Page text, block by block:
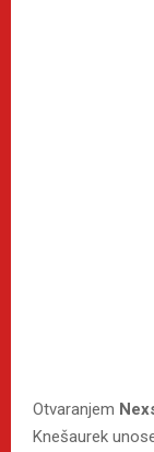
Otvaranjem
Knešaurek